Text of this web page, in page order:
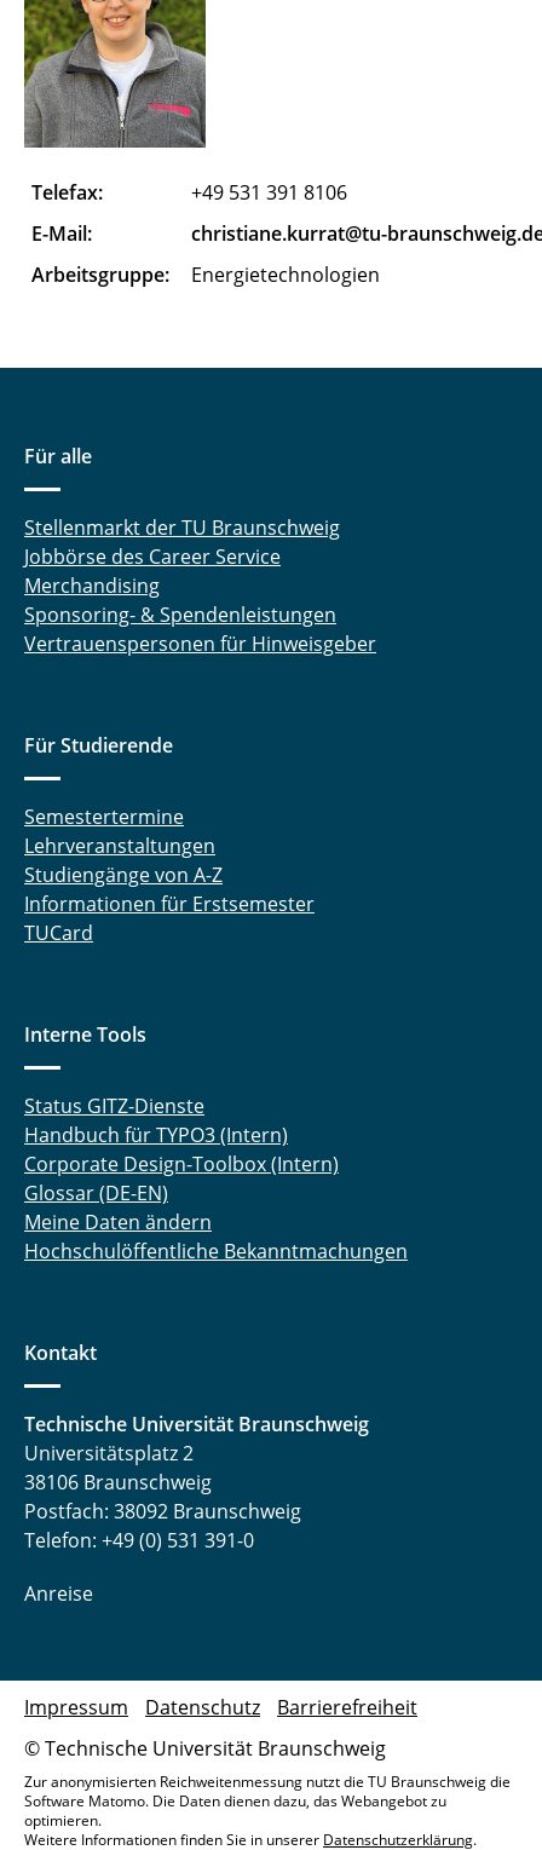
Eickelmann Jens
Essers Julien
Farshadi Abdolhamid
Ferk Merle
Garn Till
Gorkow Nelly
Graber Benedikt
Gromova Polina
Hinz Marius
Holdorf Merit
Jackmann Cedric
Jennert Torben
König Peer
Kurrat Christiane
Landrath Oliver
Laufer Andreas
Lüdecke Marcel
Meinert Michel
Preißner Kevin
Reuter Kira
Telefax:
+49 531 391 8106
E-Mail:
christiane.kurrat@tu-
Arbeitsgruppe:
Energietechnologien
Für alle
Stellenmarkt der TU Braunschweig
Jobbörse des Career Service
Merchandising
Sponsoring- & Spendenleistungen
Vertrauenspersonen für Hinweisgeber
Für Studierende
Semestertermine
Lehrveranstaltungen
Studiengänge von A-Z
Informationen für Erstsemester
TUCard
Interne Tools
Status GITZ-Dienste
Handbuch für TYPO3 (Intern)
Corporate Design-Toolbox (Intern)
Glossar (DE-EN)
Meine Daten ändern
Hochschulöffentliche Bekanntmachungen
Kontakt
Technische Universität Braunschweig
Universitätsplatz 2
38106 Braunschweig
Postfach: 38092 Braunschweig
Telefon: +49 (0) 531 391-0
Anreise
© Technische Universität Braunschweig
Impressum Datenschutz Barrierefreiheit
Zur anonymisierten Reichweitenmessung nutzt die TU Braunschweig die
Software Matomo. Die Daten dienen dazu, das Webangebot zu
optimieren.
Weitere Informationen finden Sie in unserer Datenschutzerklärung.